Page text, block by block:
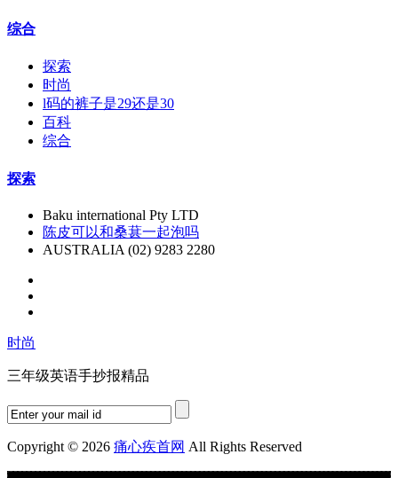
综合
探索
时尚
l码的裤子是29还是30
百科
综合
探索
Baku international Pty LTD
陈皮可以和桑葚一起泡吗
AUSTRALIA (02) 9283 2280
时尚
三年级英语手抄报精品
Copyright © 2026 痛心疾首网 All Rights Reserved